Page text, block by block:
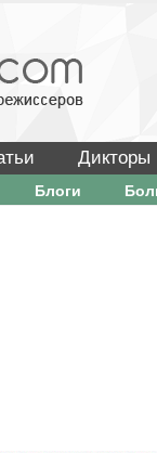
Дикторы
Блоги